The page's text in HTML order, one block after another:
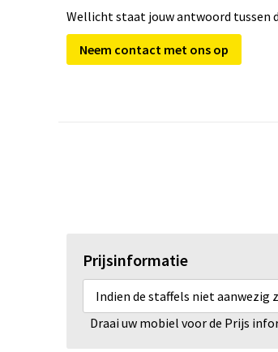
Wellicht staat jouw antwoord tussen
Neem contact met ons op
Prijsinformatie
Indien de staffels niet aanwezig
Draai uw mobiel voor de Prijs